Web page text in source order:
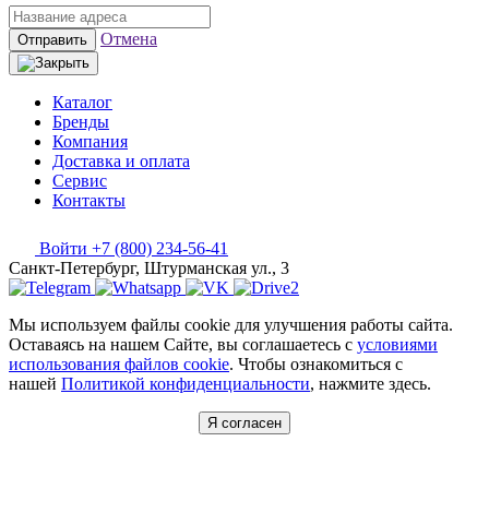
Отправить Отмена
Каталог
Бренды
Компания
Доставка и оплата
Сервис
Контакты
Войти +7 (800) 234-56-41
Санкт-Петербург, Штурманская ул., 3
Мы используем файлы cookie для улучшения работы сайта.
Оставаясь на нашем Сайте, вы соглашаетесь с условиями
использования файлов cookie. Чтобы ознакомиться с
нашей Политикой конфиденциальности, нажмите здесь.
Я согласен